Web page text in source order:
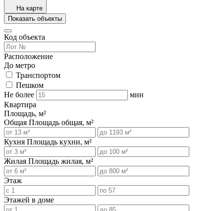
На карте
Показать объекты
Код объекта
Расположение
До метро
Транспортом
Пешком
Не более
мин
Квартира
Площадь, м²
Общая Площадь общая, м²
Кухня Площадь кухни, м²
Жилая Площадь жилая, м²
Этаж
Этажей в доме